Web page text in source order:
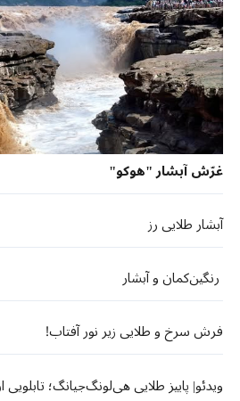
غرّش آبشار "هوکو"
آبشار طلایی رز
رنگین‌کمان و آبشار
فرش سرخ و طلایی زیر نور آفتاب!
ویدئو| پاییز طلایی هی‌لونگ‌جیانگ؛